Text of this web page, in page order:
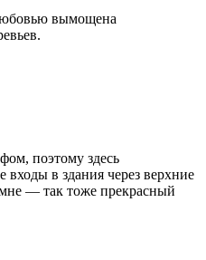
вымощена
поэтому здесь
входы в здания через верхние
— так тоже прекрасный